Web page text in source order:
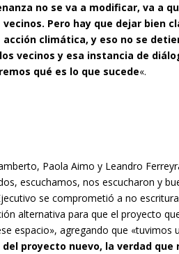
no se va a modificar, va a
Pero hay que dejar bien
climática, y eso no se
vecinos y esa instancia de
qué es lo que sucede«.
Paola Aimo y Leandro
escuchamos, nos escucharon y
se comprometió a no
alternativa para que el proyecto
espacio», agregando que «tuvimos
proyecto nuevo, la verdad que